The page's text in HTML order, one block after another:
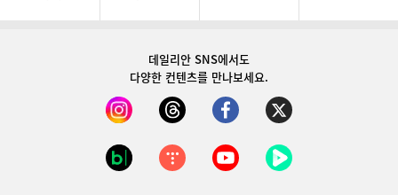
데일리안 SNS에서도
다양한 컨텐츠를 만나보세요.